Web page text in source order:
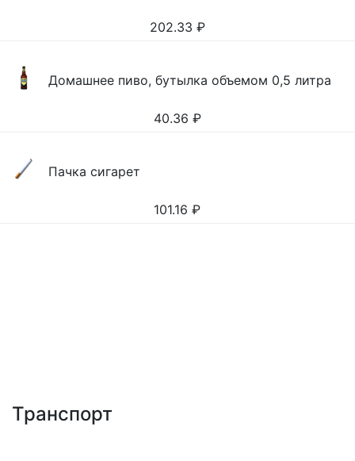
202.33 ₽
Домашнее пиво, бутылка объемом 0,5 литра
40.36 ₽
Пачка сигарет
101.16 ₽
Транспорт